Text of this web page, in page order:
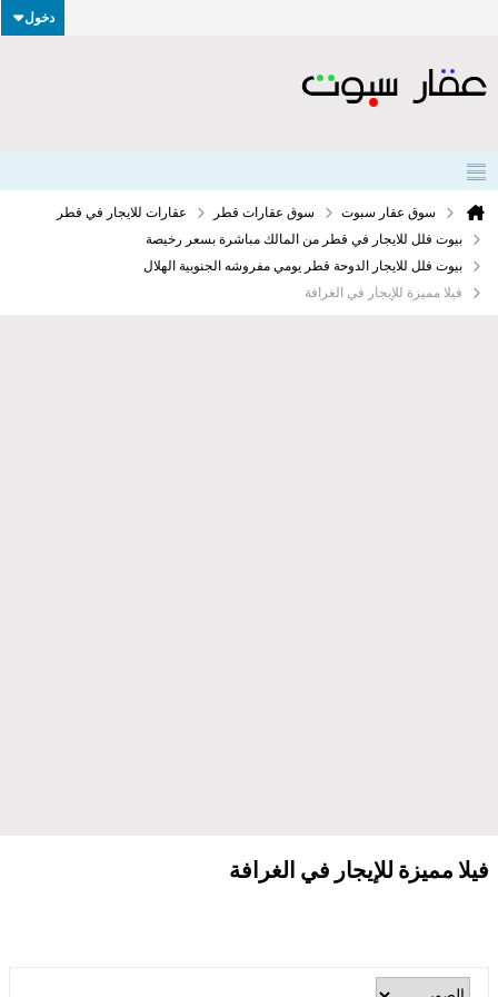
دخول
سوق عقار سبوت سوق عقارات قطر
عقارات للايجار في قطر
بيوت فلل للايجار في قطر من المالك مباشرة بسعر رخيصة
بيوت فلل للايجار الدوحة قطر يومي مفروشه الجنوبية الهلال
فيلا مميزة للإيجار في الغرافة
فيلا مميزة للإيجار في الغرافة